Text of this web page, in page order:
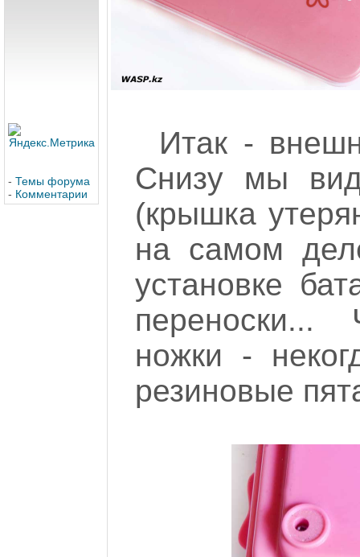
- Темы форума
- Комментарии
Итак -
Снизу мы
(крышка
на самом
установке
переноски...
ножки -
резиновые